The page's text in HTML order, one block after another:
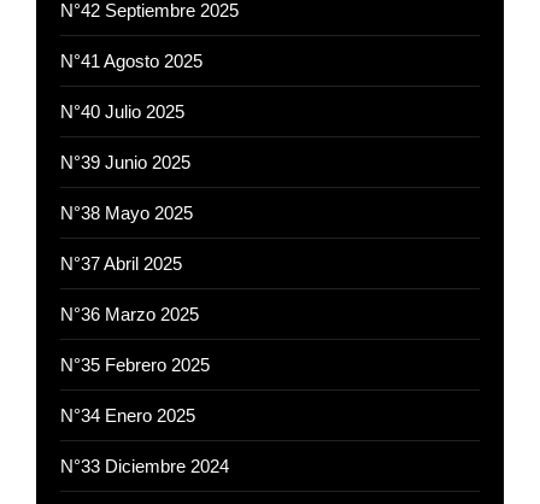
N°42 Septiembre 2025
N°41 Agosto 2025
N°40 Julio 2025
N°39 Junio 2025
N°38 Mayo 2025
N°37 Abril 2025
N°36 Marzo 2025
N°35 Febrero 2025
N°34 Enero 2025
N°33 Diciembre 2024